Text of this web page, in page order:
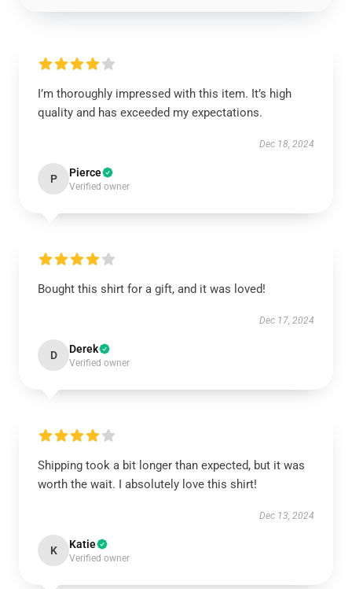
I’m thoroughly impressed with this item. It’s high
quality and has exceeded my expectations.
Dec 18, 2024
P Pierce
Verified owner
Bought this shirt for a gift, and it was loved!
Dec 17, 2024
D Derek
Verified owner
Shipping took a bit longer than expected, but it was
worth the wait. I absolutely love this shirt!
Dec 13, 2024
K Katie
Verified owner